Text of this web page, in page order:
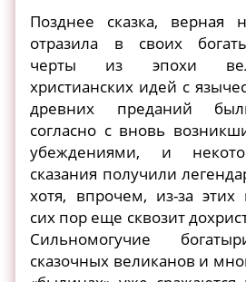
Позднее сказка, верная
отразила в своих
черты из эпохи
христианских идей с
древних преданий
согласно с вновь
убеждениями, и
сказания получили
хотя, впрочем, из-за
сих пор еще сквозит
Сильномогучие
сказочных великанов и